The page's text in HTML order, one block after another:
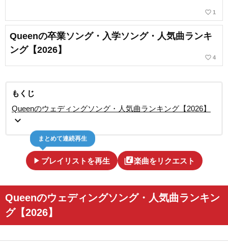
favorite_border 1
Queenの卒業ソング・入学ソング・人気曲ランキ
ング【2026】
favorite_border 4
もくじ
Queenのウェディングソング・人気曲ランキング【2026】
expand_more
play_arrow プレイリストを再生
まとめて連続再生
library_music楽曲をリクエスト
Queenのウェディングソング・人気曲ランキン
グ【2026】